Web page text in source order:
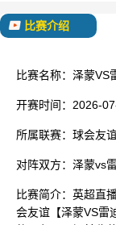
比赛介绍
比赛名称： 泽蒙VS
开赛时间： 2026-
所属联赛： 球会友谊
对阵双方： 泽蒙vs
比赛简介： 英超直
会友谊【泽蒙VS雷